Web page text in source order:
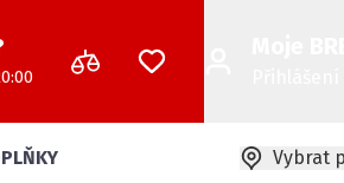
Vybrat